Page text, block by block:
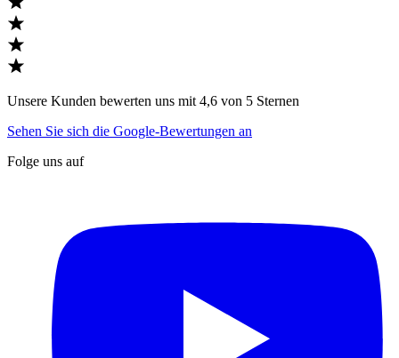
Unsere Kunden bewerten uns mit 4,6 von 5 Sternen
Sehen Sie sich die Google-Bewertungen an
Folge uns auf